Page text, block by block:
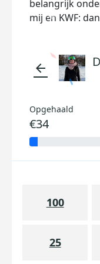
belangrijk
mij en KWF:
arrow_back
Opgehaald
€34
100
25